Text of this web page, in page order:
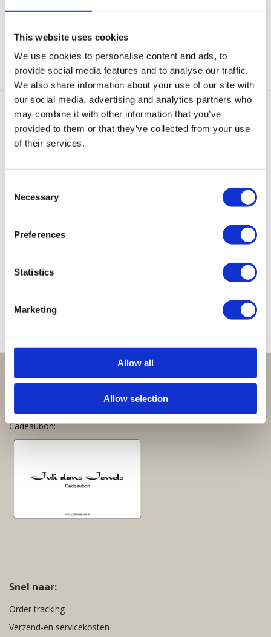
This website uses cookies
We use cookies to personalise content and ads, to
provide social media features and to analyse our traffic.
We also share information about your use of our site with
our social media, advertising and analytics partners who
may combine it with other information that you’ve
provided to them or that they’ve collected from your use
of their services.
Selection
Necessary
Preferences
Statistics
Marketing
Allow all
Allow selection
Aanvullende informatie
Categorieën:Gouden Oorbellen,Oorbellen,Studs
Gerelateerde producten
Sold
Oorbel
Loulou
Sold
Oorbellen
Zilver
€55,00
Perfect om te geven:
Giftsets en cadeaupakketten
Cadeaubon:
Snel naar:
Order tracking
Verzend-en servicekosten